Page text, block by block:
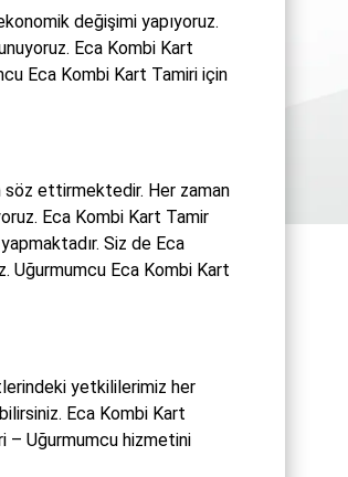
değişimi yapıyoruz.
Eca Kombi Kart
Eca Kombi Kart Tamiri için
söz ettirmektedir. Her zaman
Eca Kombi Kart Tamir
Siz de Eca
Uğurmumcu Eca Kombi Kart
yetkililerimiz her
Eca Kombi Kart
– Uğurmumcu hizmetini